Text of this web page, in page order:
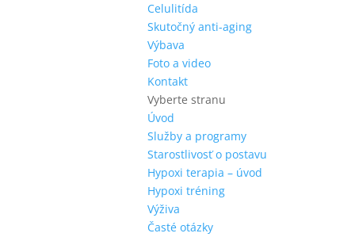
Celulitída
Skutočný anti-aging
Výbava
Foto a video
Kontakt
Vyberte stranu
Úvod
Služby a programy
Starostlivosť o postavu
Hypoxi terapia – úvod
Hypoxi tréning
Výživa
Časté otázky